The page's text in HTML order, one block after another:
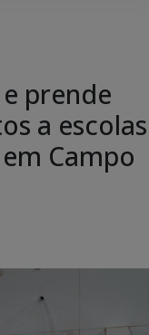
prende
a escolas
Campo